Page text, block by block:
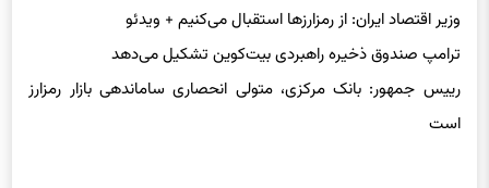
وزیر اقتصاد ایران: از رمزارزها استقبال می‌کنیم + ویدئو
ترامپ صندوق ذخیره راهبردی بیت‌کوین تشکیل می‌دهد
رییس جمهور: بانک مرکزی، متولی انحصاری ساماندهی بازار رمزارز
است